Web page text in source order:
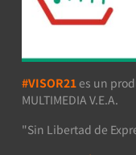
#VISOR21 es un
MULTIMEDIA V.E.A.
"Sin Libertad de